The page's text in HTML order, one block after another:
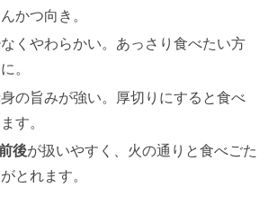
かつ向き。
なくやわらかい。あっさり食べたい方
。
身の旨みが強い。厚切りにすると食べ
す。
後が扱いやすく、火の通りと食べごた
とれます。